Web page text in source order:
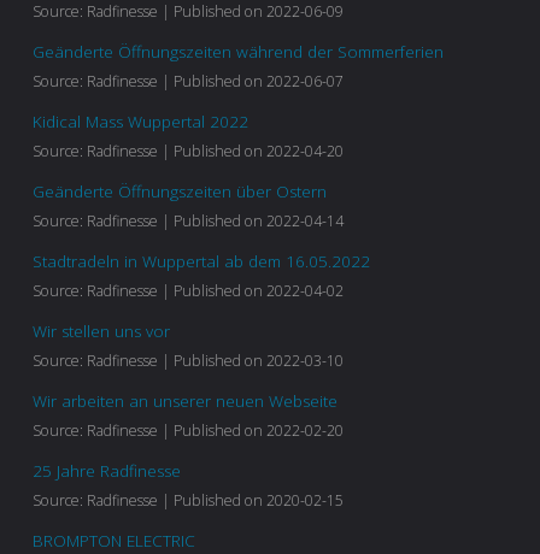
Source: Radfinesse Published on 2022-06-09
Geänderte Öffnungszeiten während der Sommerferien
Source: Radfinesse Published on 2022-06-07
Kidical Mass Wuppertal 2022
Source: Radfinesse Published on 2022-04-20
Geänderte Öffnungszeiten über Ostern
Source: Radfinesse Published on 2022-04-14
Stadtradeln in Wuppertal ab dem 16.05.2022
Source: Radfinesse Published on 2022-04-02
Wir stellen uns vor
Source: Radfinesse Published on 2022-03-10
Wir arbeiten an unserer neuen Webseite
Source: Radfinesse Published on 2022-02-20
25 Jahre Radfinesse
Source: Radfinesse Published on 2020-02-15
BROMPTON ELECTRIC